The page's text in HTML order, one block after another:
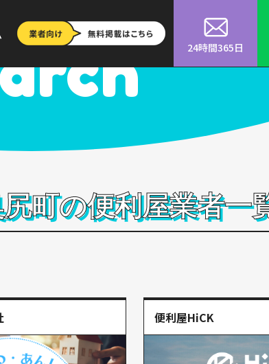
24時間365日
町の便利屋業者一
便利屋HiCK